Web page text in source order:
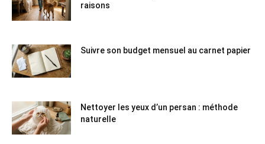
raisons
Suivre son budget mensuel au carnet papier
Nettoyer les yeux d’un persan : méthode
naturelle